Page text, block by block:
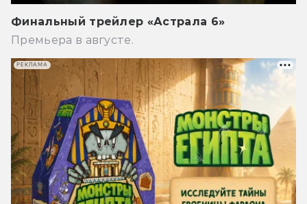
Финальный трейлер «Астрала 6»
Премьера в августе.
РЕКЛАМА